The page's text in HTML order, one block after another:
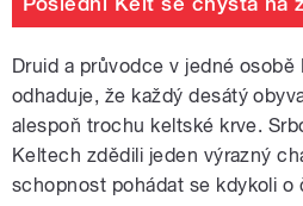
Druid a průvodce v jedné osobě
odhaduje, že každý desátý
alespoň trochu keltské krve.
Keltech zdědili jeden výrazný
schopnost pohádat se kdykoli o